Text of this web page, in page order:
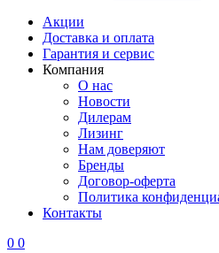
Акции
Доставка и оплата
Гарантия и сервис
Компания
О нас
Новости
Дилерам
Лизинг
Нам доверяют
Бренды
Договор-оферта
Политика
Контакты
0 0